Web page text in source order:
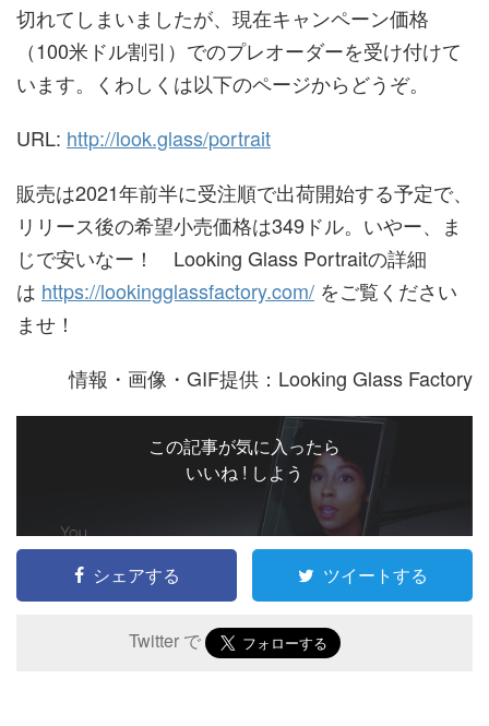
切れてしまいましたが、現在キャンペーン価格
（100米ドル割引）でのプレオーダーを受け付けて
います。くわしくは以下のページからどうぞ。
URL: http://look.glass/portrait
販売は2021年前半に受注順で出荷開始する予定で、
リリース後の希望小売価格は349ドル。いやー、ま
じで安いなー！ Looking Glass Portraitの詳細
は https://lookingglassfactory.com/ をご覧ください
ませ！
情報・画像・GIF提供：Looking Glass Factory
この記事が気に入ったら
いいね ! しよう
シェアする ツイートする
Twitter で